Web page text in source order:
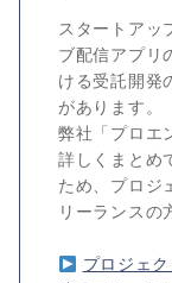
スタートアッ
ブ配信アプリ
ける受託開発
があります。
弊社「プロエ
詳しくまとめ
ため、プロジ
リーランスの
プロジェ